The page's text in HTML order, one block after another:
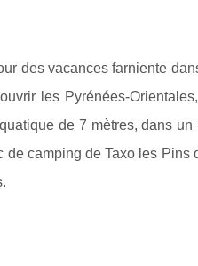
des vacances farniente
les Pyrénées-
de 7 mètres, dans un
camping de Taxo les Pins